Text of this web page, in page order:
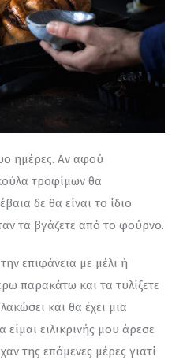
ημέρες. Αν αφού
τροφίμων θα
δε θα είναι το ίδιο
τα βγάζετε από το φούρνο.
επιφάνεια με μέλι ή
παρακάτω και τα τυλίξετε
και θα έχει μια
ειλικρινής μου άρεσε
της επόμενες μέρες γιατί